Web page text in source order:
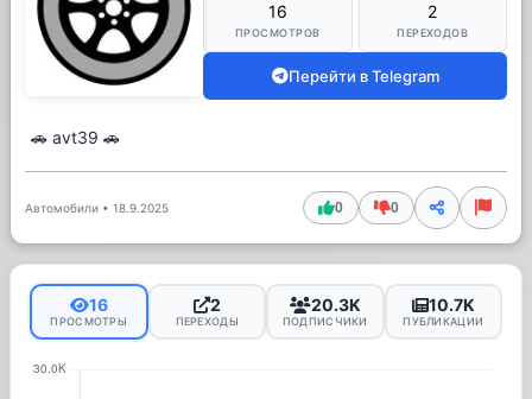
16
ПРОСМОТРОВ
2
ПЕРЕХОДОВ
Перейти в Telegram
🚗 avt39 🚗
Автомобили • 18.9.2025 0 0
16
ПРОСМОТРЫ
2
ПЕРЕХОДЫ
20.3K
ПОДПИСЧИКИ
10.7K
ПУБЛИКАЦИИ